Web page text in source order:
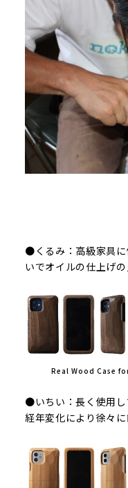
●くるみ：高級家具
いでオイルの仕上げ
Real Wood Case
●いちい：長く使用し
経年変化により徐々